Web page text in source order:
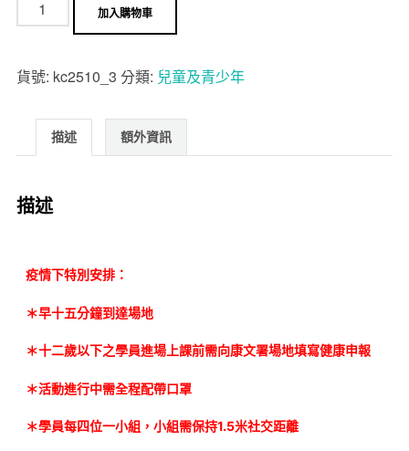
加入購物車
貨號: kc2510_3 分類: 兒童及青少年
描述 額外資訊
描述
疫情下特別安排：
＊早十五分鐘到達場地
＊十二歲以下之學員進場上課前需向康文署場地填寫健康申報
＊活動進行中需全程配帶口罩
＊學員每四位一小組，小組需保持1.5米社交距離